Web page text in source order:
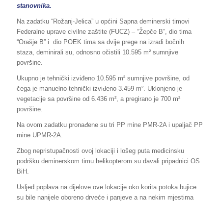
stanovnika.
Na zadatku “Rožanj-Jelica” u općini Sapna deminerski timovi
Federalne uprave civilne zaštite (FUCZ) – “Žepče B”, dio tima
“Orašje B” i dio POEK tima sa dvije prege na izradi bočnih
staza, deminirali su, odnosno očistili 10.595 m² sumnjive
površine.
Ukupno je tehnički izviđeno 10.595 m² sumnjive površine, od
čega je manuelno tehnički izviđeno 3.459 m². Uklonjeno je
vegetacije sa površine od 6.436 m², a pregirano je 700 m²
površine.
Na ovom zadatku pronađene su tri PP mine PMR-2A i upaljač PP
mine UPMR-2A.
Zbog nepristupačnosti ovoj lokaciji i lošeg puta medicinsku
podršku deminerskom timu helikopterom su davali pripadnici OS
BiH.
Usljed poplava na dijelove ove lokacije oko korita potoka bujice
su bile nanijele oboreno drveće i panjeve a na nekim mjestima